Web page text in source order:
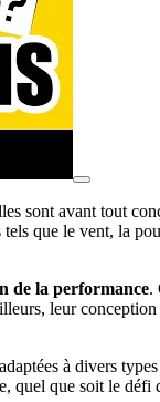
sont avant tout
que le vent, la
de la performance.
leur
à divers
quel que soit le défi